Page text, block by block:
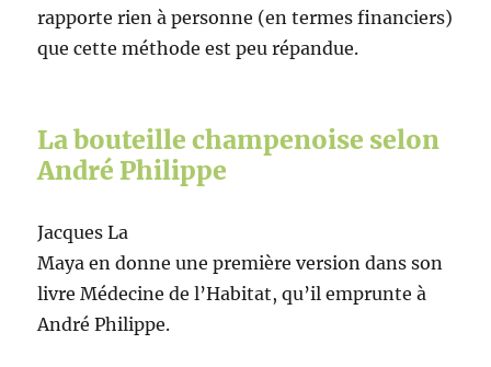
rapporte rien à personne (en termes financiers)
que cette méthode est peu répandue.
La bouteille champenoise selon
André Philippe
Jacques La
Maya en donne une première version dans son
livre Médecine de l’Habitat, qu’il emprunte à
André Philippe.